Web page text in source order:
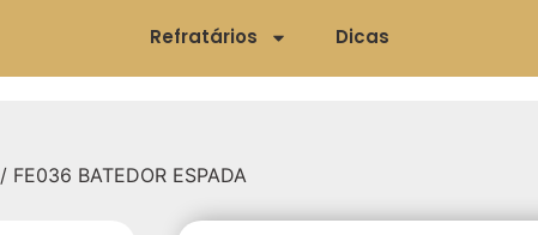
Refratários Dicas
/ FE036 BATEDOR ESPADA